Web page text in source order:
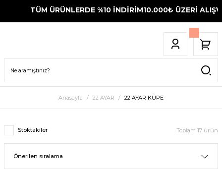
TÜM ÜRÜNLERDE %10 İNDİRİM10.000₺ ÜZERİ
Anasayfa 22 AYAR 22 AYAR KÜPE
Stoktakiler Toplam 17 ürün